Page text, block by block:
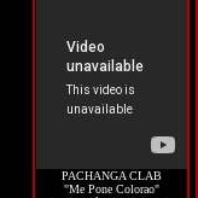
PACHANGA CLAB
"Me Pone Colorao"